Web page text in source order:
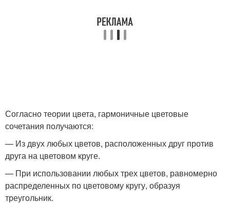
Согласно теории цвета, гармоничные цветовые
сочетания получаются:
— Из двух любых цветов, расположенных друг против
друга на цветовом круге.
— При использовании любых трех цветов, равномерно
распределенных по цветовому кругу, образуя
треугольник.